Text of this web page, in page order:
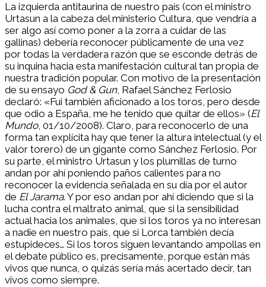
La izquierda antitaurina de nuestro país (con el ministro
Urtasun a la cabeza del ministerio Cultura, que vendría a
ser algo así como poner a la zorra a cuidar de las
gallinas) debería reconocer públicamente de una vez
por todas la verdadera razón que se esconde detrás de
su inquina hacia esta manifestación cultural tan propia de
nuestra tradición popular. Con motivo de la presentación
de su ensayo God & Gun, Rafael Sánchez Ferlosio
declaró: «Fui también aficionado a los toros, pero desde
que odio a España, me he tenido que quitar de ellos» (El
Mundo, 01/10/2008). Claro, para reconocerlo de una
forma tan explícita hay que tener la altura intelectual (y el
valor torero) de un gigante como Sánchez Ferlosio. Por
su parte, el ministro Urtasun y los plumillas de turno
andan por ahí poniendo paños calientes para no
reconocer la evidencia señalada en su día por el autor
de El Jarama. Y por eso andan por ahí diciendo que si la
lucha contra el maltrato animal, que si la sensibilidad
actual hacia los animales, que si los toros ya no interesan
a nadie en nuestro país, que si Lorca también decía
estupideces… Si los toros siguen levantando ampollas en
el debate público es, precisamente, porque están más
vivos que nunca, o quizás sería más acertado decir, tan
vivos como siempre.